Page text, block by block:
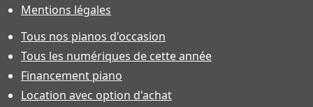
Mentions légales
Tous nos pianos d'occasion
Tous les numériques de cette année
Financement piano
Location avec option d'achat